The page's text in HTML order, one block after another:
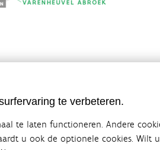
te verbeteren.
te laten functioneren. Andere
u ook de optionele cookies.